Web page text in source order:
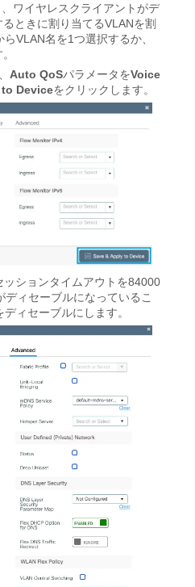
ワイヤレスクライアントがデ
ときに割り当てるVLANを割
VLAN名を1つ選択するか、
Auto QoSパラメータをVoice
Deviceをクリックします。
ッションタイムアウトを84000
ィセーブルになっているこ
ィセーブルにします。